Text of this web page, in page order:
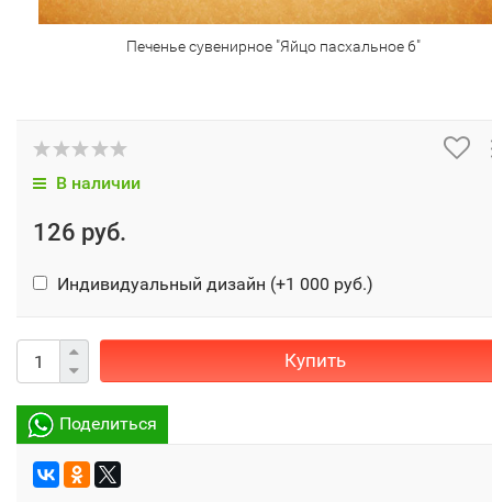
Печенье сувенирное "Яйцо пасхальное 6"
В наличии
126 руб.
Индивидуальный дизайн (+1 000 руб.)
Купить
Поделиться